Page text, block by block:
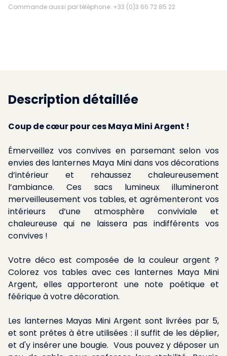
Commande aussi par téléphone: +33 (0)3 66 72 85 22
Description détaillée
Coup de cœur pour ces Maya Mini Argent !
Émerveillez vos convives en parsemant selon vos
envies des lanternes Maya Mini dans vos décorations
d’intérieur et rehaussez chaleureusement
l’ambiance. Ces sacs lumineux illumineront
merveilleusement vos tables, et agrémenteront vos
intérieurs d’une atmosphère conviviale et
chaleureuse qui ne laissera pas indifférents vos
convives !
Votre déco est composée de la couleur argent ?
Colorez vos tables avec ces lanternes Maya Mini
Argent, elles apporteront une note poétique et
féérique à votre décoration.
Les lanternes Mayas Mini Argent sont livrées par 5,
et sont prêtes à être utilisées : il suffit de les déplier,
et d'y insérer une bougie. Vous pouvez y déposer un